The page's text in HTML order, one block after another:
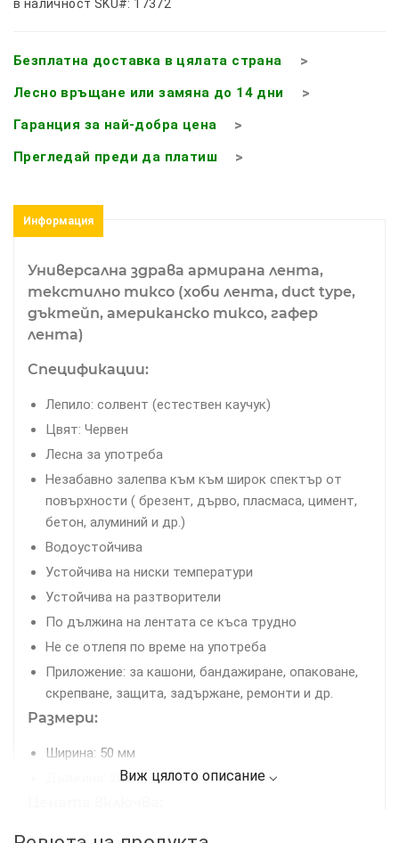
в наличност SKU#: 17372
Безплатна доставка в цялата страна
Лесно връщане или замяна до 14 дни
Гаранция за най-добра цена
Прегледай преди да платиш
Информация
Универсална здрава армирана лента,
текстилно тиксо (хоби лента, duct type,
дъктейп, американско тиксо, гафер
лента)
Спецификации:
Лепило: солвент (eстествен каучук)
Цвят: Червен
Лесна за употреба
Незабавно залепва към към широк спектър от
повърхности ( брезент, дърво, пласмаса, цимент,
бетон, алуминий и др.)
Водоустойчива
Устойчива на ниски температури
Устойчива на разтворители
По дължина на лентата се къса трудно
Не се отлепя по време на употреба
Приложение: за кашони, бандажиране, опаковане,
скрепване, защита, задържане, ремонти и др.
Размери:
Ширина: 50 мм
Дължина: 20 м
20М Червено Американско Тиксо